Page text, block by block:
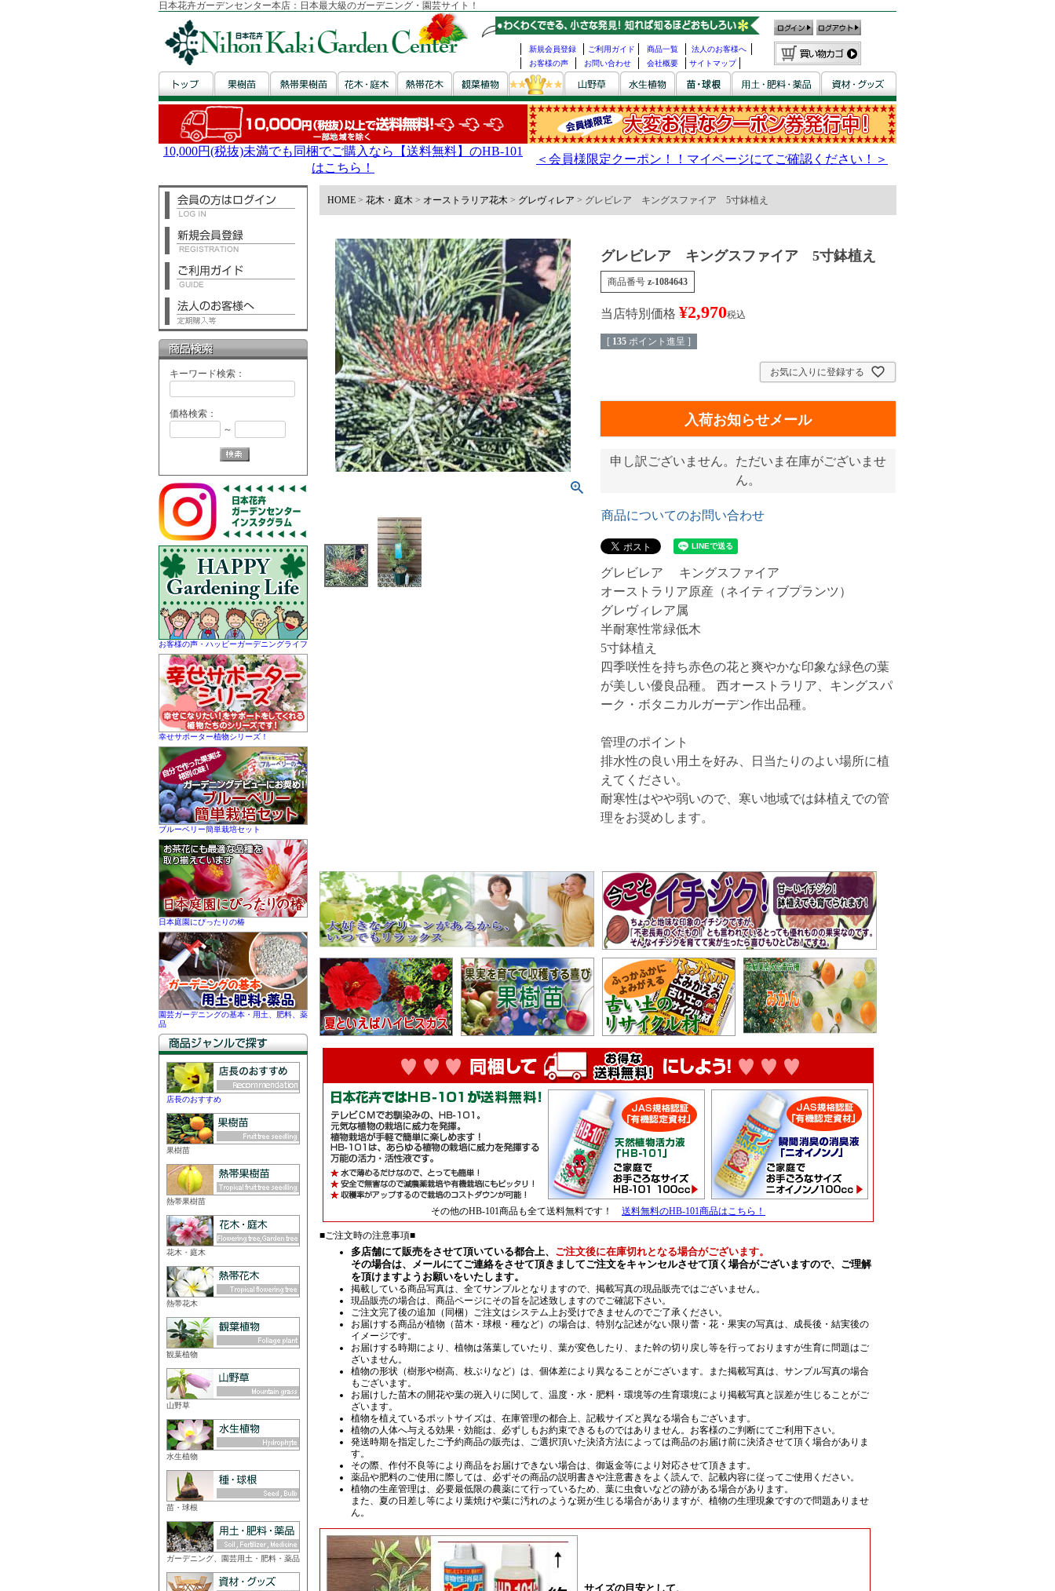
日本花卉ガーデンセンター本店：日本最大級のガーデニング・園芸サイト！
新規会員登録 ご利用ガイド 商品一覧
法人のお客様へ
お客様の声
お問い合わせ 会社概要 サイトマップ
キーワード検索：
価格検索：
～
お客様の声・ハッピーガーデニングライフ
幸せサポーター植物シリーズ！
ブルーベリー簡単栽培セット
日本庭園にぴったりの椿
園芸ガーデニングの基本・用土、肥料、薬
品
店長のおすすめ
果樹苗
熱帯果樹苗
花木・庭木
熱帯花木
観葉植物
山野草
水生植物
苗・球根
ガーデニング、園芸用土・肥料・薬品
HOME 花木・庭木 オーストラリア花木 グレヴィレア グレビレア キングスファイア 5寸鉢植え
グレビレア キングスファイア 5寸鉢植え
商品番号 z-1084643
当店特別価格 ¥2,970税込
[ 135 ポイント進呈 ]
お気に入りに登録する
入荷お知らせメール
申し訳ございません。ただいま在庫がございませ
ん。
商品についてのお問い合わせ
グレビレア キングスファイア
オーストラリア原産（ネイティブプランツ）
グレヴィレア属
半耐寒性常緑低木
5寸鉢植え
四季咲性を持ち赤色の花と爽やかな印象な緑色の葉
が美しい優良品種。 西オーストラリア、キングスパ
ーク・ボタニカルガーデン作出品種。
管理のポイント
排水性の良い用土を好み、日当たりのよい場所に植
えてください。
耐寒性はやや弱いので、寒い地域では鉢植えでの管
理をお奨めします。